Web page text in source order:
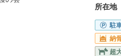
所在地
駐
納
超